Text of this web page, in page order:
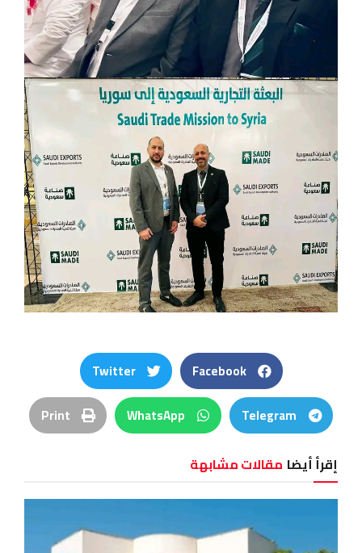
Facebook
Twitter
Telegram
WhatsApp
Print
إقرأ أيضا مقالات مشابهة